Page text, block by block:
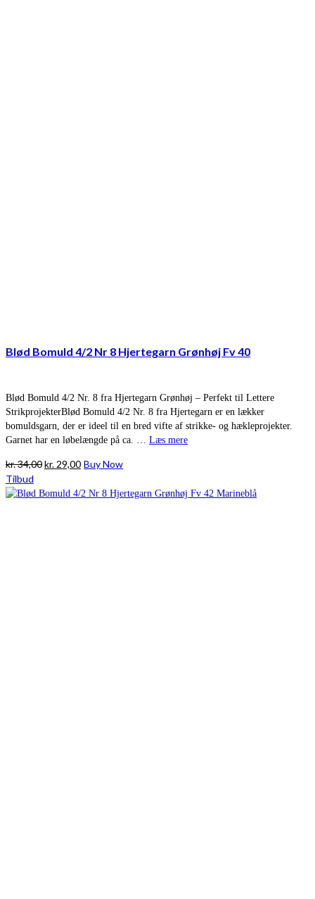
Blød Bomuld 4/2 Nr 8 Hjertegarn Grønhøj Fv 40
Blød Bomuld 4/2 Nr. 8 fra Hjertegarn Grønhøj – Perfekt til Lettere
StrikprojekterBlød Bomuld 4/2 Nr. 8 fra Hjertegarn er en lækker
bomuldsgarn, der er ideel til en bred vifte af strikke- og hækleprojekter.
Garnet har en løbelængde på ca. … Læs mere
kr.34,00Den
pris
kr. 29,00Den
pris
Buy Now
Tilbud